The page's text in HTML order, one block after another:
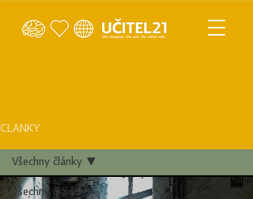
ČLÁNKY
Všechny články
Všechny články